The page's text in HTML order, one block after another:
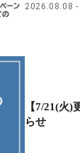
2026.08.08
【7/21(火
らせ